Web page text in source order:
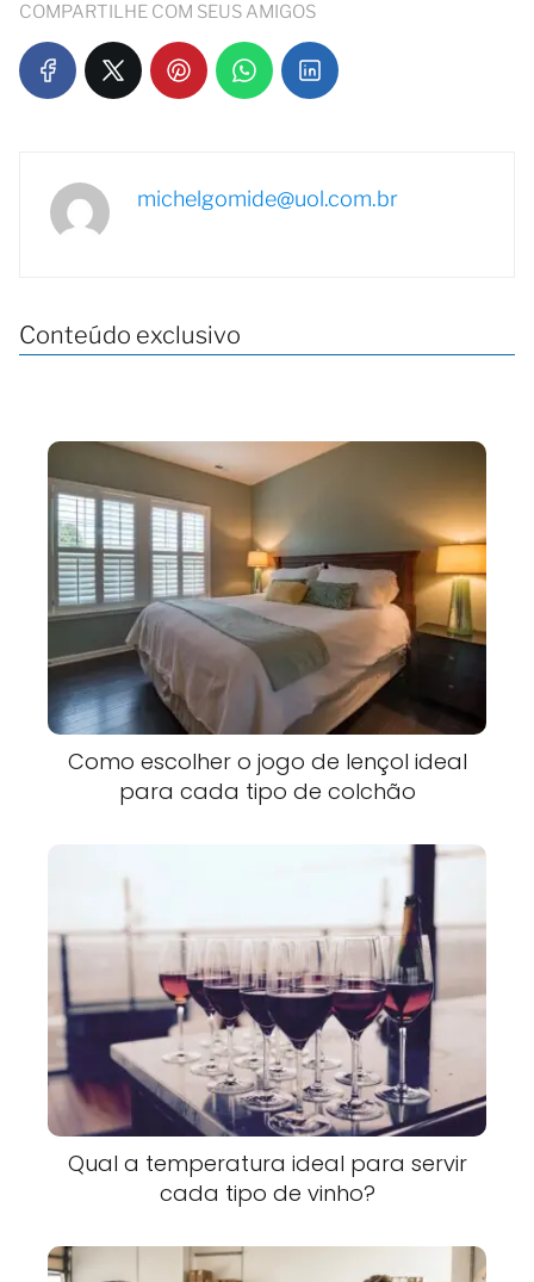
COMPARTILHE COM SEUS AMIGOS
michelgomide@uol.com.br
Conteúdo exclusivo
Como escolher o jogo de lençol ideal
para cada tipo de colchão
Qual a temperatura ideal para servir
cada tipo de vinho?